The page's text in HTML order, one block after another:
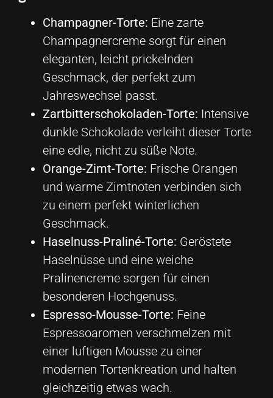
Champagner-Torte: Eine zarte
Champagnercreme sorgt für einen
eleganten, leicht prickelnden
Geschmack, der perfekt zum
Jahreswechsel passt.
Zartbitterschokoladen-Torte: Intensive
dunkle Schokolade verleiht dieser Torte
eine edle, nicht zu süße Note.
Orange-Zimt-Torte: Frische Orangen
und warme Zimtnoten verbinden sich
zu einem perfekt winterlichen
Geschmack.
Haselnuss-Praliné-Torte: Geröstete
Haselnüsse und eine weiche
Pralinencreme sorgen für einen
besonderen Hochgenuss.
Espresso-Mousse-Torte: Feine
Espressoaromen verschmelzen mit
einer luftigen Mousse zu einer
modernen Tortenkreation und halten
gleichzeitig etwas wach.